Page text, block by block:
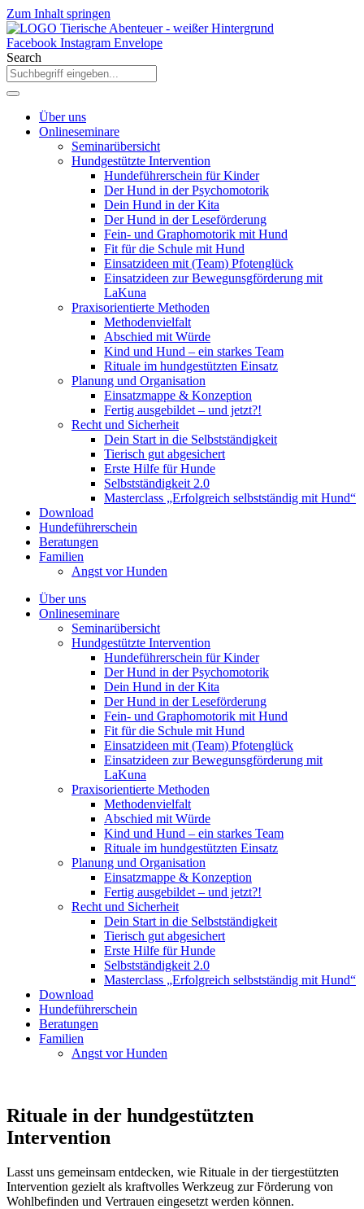
Zum Inhalt springen
Facebook Instagram Envelope
Search
Über uns
Onlineseminare
Seminarübersicht
Hundgestützte Intervention
Hundeführerschein für Kinder
Der Hund in der Psychomotorik
Dein Hund in der Kita
Der Hund in der Leseförderung
Fein- und Graphomotorik mit Hund
Fit für die Schule mit Hund
Einsatzideen mit (Team) Pfotenglück
Einsatzideen zur Bewegunsgförderung mit
LaKuna
Praxisorientierte Methoden
Methodenvielfalt
Abschied mit Würde
Kind und Hund – ein starkes Team
Rituale im hundgestützten Einsatz
Planung und Organisation
Einsatzmappe & Konzeption
Fertig ausgebildet – und jetzt?!
Recht und Sicherheit
Dein Start in die Selbstständigkeit
Tierisch gut abgesichert
Erste Hilfe für Hunde
Selbstständigkeit 2.0
Masterclass „Erfolgreich selbstständig mit Hund“
Download
Hundeführerschein
Beratungen
Familien
Angst vor Hunden
Über uns
Onlineseminare
Seminarübersicht
Hundgestützte Intervention
Hundeführerschein für Kinder
Der Hund in der Psychomotorik
Dein Hund in der Kita
Der Hund in der Leseförderung
Fein- und Graphomotorik mit Hund
Fit für die Schule mit Hund
Einsatzideen mit (Team) Pfotenglück
Einsatzideen zur Bewegunsgförderung mit
LaKuna
Praxisorientierte Methoden
Methodenvielfalt
Abschied mit Würde
Kind und Hund – ein starkes Team
Rituale im hundgestützten Einsatz
Planung und Organisation
Einsatzmappe & Konzeption
Fertig ausgebildet – und jetzt?!
Recht und Sicherheit
Dein Start in die Selbstständigkeit
Tierisch gut abgesichert
Erste Hilfe für Hunde
Selbstständigkeit 2.0
Masterclass „Erfolgreich selbstständig mit Hund“
Download
Hundeführerschein
Beratungen
Familien
Angst vor Hunden
Rituale in der hundgestützten
Intervention
Lasst uns gemeinsam entdecken, wie Rituale in der tiergestützten
Intervention gezielt als kraftvolles Werkzeug zur Förderung von
Wohlbefinden und Vertrauen eingesetzt werden können.